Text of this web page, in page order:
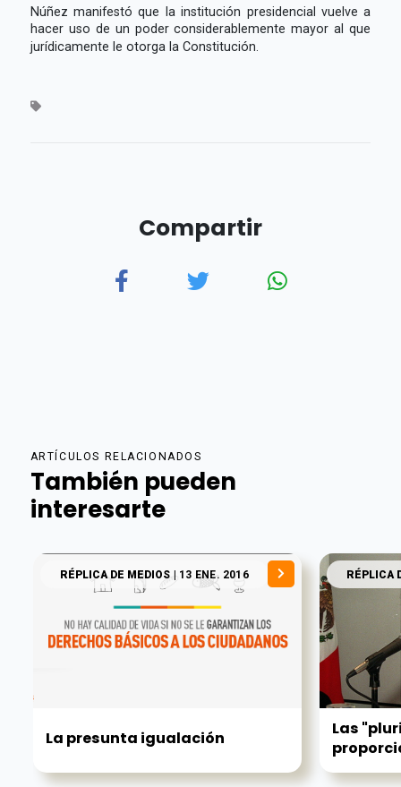
Núñez manifestó que la institución presidencial vuelve a
hacer uso de un poder considerablemente mayor al que
jurídicamente le otorga la Constitución.
Compartir
ARTÍCULOS RELACIONADOS
También pueden
interesarte
RÉPLICA DE MEDIOS| 13 ENE. 2016
La presunta igualación
RÉPLICA
Las